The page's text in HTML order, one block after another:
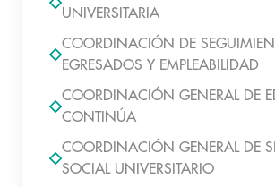
UNIVERSITARIA
COORDINACIÓN DE
EGRESADOS Y EMPLEABILIDAD
COORDINACIÓN GENERAL DE
CONTINÚA
COORDINACIÓN GENERAL DE
SOCIAL UNIVERSITARIO